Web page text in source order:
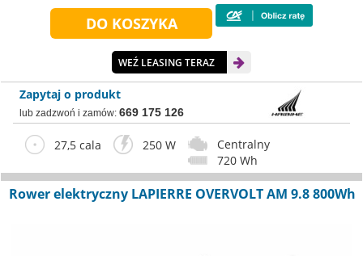
WEŹ LEASING TERAZ
Zapytaj o produkt
lub zadzwoń i zamów: 669 175 126
27,5 cala 250 W
Centralny
720 Wh
Rower elektryczny LAPIERRE OVERVOLT AM 9.8 800Wh